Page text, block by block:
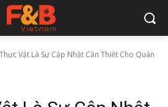
Vật Là Sự Cập Nhật Cần Thiết Cho Quán